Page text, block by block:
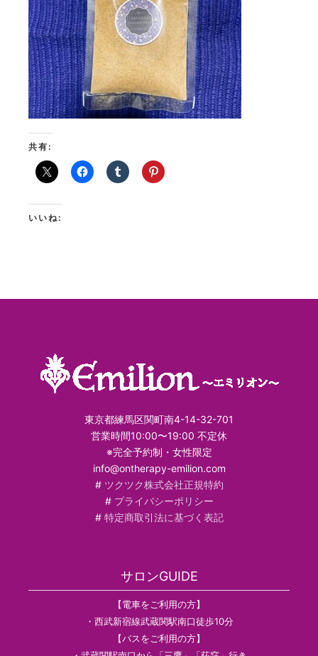
共有:
いいね:
東京都練馬区関町南4-14-32-701
営業時間10:00〜19:00 不定休
※完全予約制・女性限定
info@ontherapy-emilion.com
# ツクツク株式会社正規特約
# プライバシーポリシー
# 特定商取引法に基づく表記
サロンGUIDE
【電車をご利用の方】
・西武新宿線武蔵関駅南口徒歩10分
【バスをご利用の方】